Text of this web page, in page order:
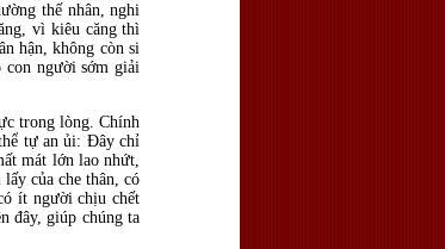
thế nhân, nghi
vì kiêu căng thì
hận, không còn si
con người sớm giải
trong lòng. Chính
tự an ủi: Đây chỉ
mát lớn lao nhứt,
của che thân, có
ít người chịu chết
đây, giúp chúng ta